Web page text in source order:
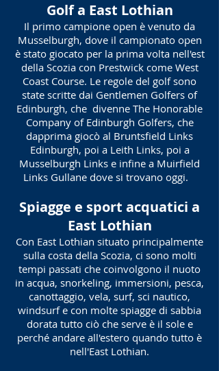
Golf a East Lothian
Il primo campione open è venuto da
Musselburgh, dove il campionato open
è stato giocato per la prima volta nell'est
della Scozia con Prestwick come West
Coast Course. Le regole del golf sono
state scritte dai Gentlemen Golfers of
Edinburgh, che divenne The Honorable
Company of Edinburgh Golfers, che
dapprima giocò al Bruntsfield Links
Edinburgh, poi a Leith Links, poi a
Musselburgh Links e infine a Muirfield
Links Gullane dove si trovano oggi.
Spiagge e sport acquatici a
East Lothian
Con East Lothian situato principalmente
sulla costa della Scozia, ci sono molti
tempi passati che coinvolgono il nuoto
in acqua, snorkeling, immersioni, pesca,
canottaggio, vela, surf, sci nautico,
windsurf e con molte spiagge di sabbia
dorata tutto ciò che serve è il sole e
perché andare all'estero quando tutto è
nell'East Lothian.